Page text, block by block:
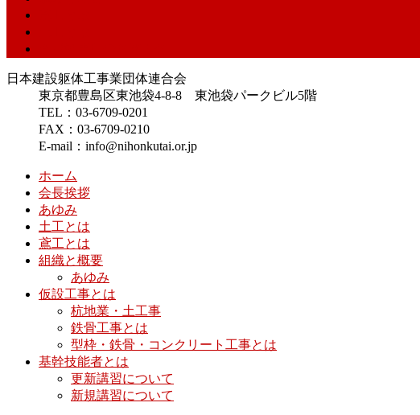
日本建設躯体工事業団体連合会
東京都豊島区東池袋4-8-8 東池袋パークビル5階
TEL：03-6709-0201
FAX：03-6709-0210
E-mail：info@nihonkutai.or.jp
ホーム
会長挨拶
あゆみ
土工とは
鳶工とは
組織と概要
あゆみ
仮設工事とは
杭地業・土工事
鉄骨工事とは
型枠・鉄骨・コンクリート工事とは
基幹技能者とは
更新講習について
新規講習について